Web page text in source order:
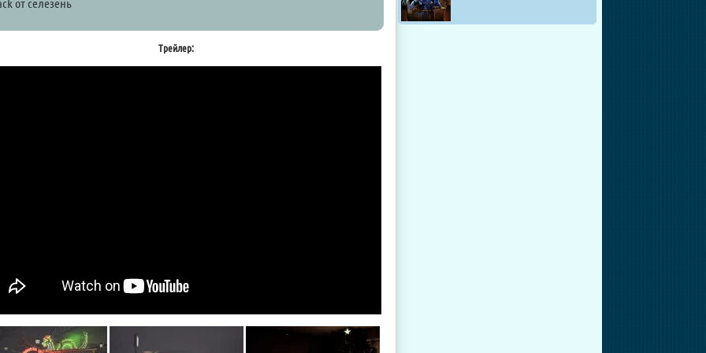
от селезень
Трейлер: